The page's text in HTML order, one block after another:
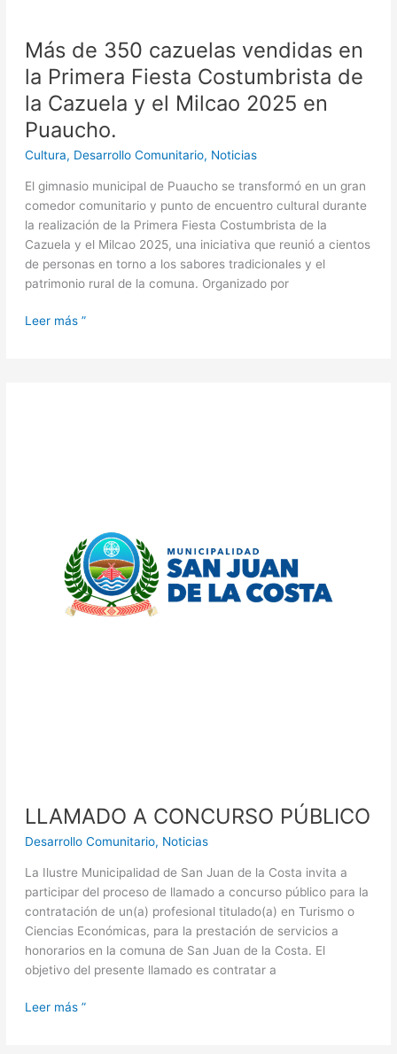
Más de 350 cazuelas vendidas en
la Primera Fiesta Costumbrista de
la Cazuela y el Milcao 2025 en
Puaucho.
Cultura, Desarrollo Comunitario, Noticias
El gimnasio municipal de Puaucho se transformó en un gran
comedor comunitario y punto de encuentro cultural durante
la realización de la Primera Fiesta Costumbrista de la
Cazuela y el Milcao 2025, una iniciativa que reunió a cientos
de personas en torno a los sabores tradicionales y el
patrimonio rural de la comuna. Organizado por
y
el
Milcao
2025
en
Leer más ”
LLAMADO A CONCURSO PÚBLICO
Desarrollo Comunitario, Noticias
La Ilustre Municipalidad de San Juan de la Costa invita a
participar del proceso de llamado a concurso público para la
contratación de un(a) profesional titulado(a) en Turismo o
Ciencias Económicas, para la prestación de servicios a
honorarios en la comuna de San Juan de la Costa. El
objetivo del presente llamado es contratar a
Leer más ”